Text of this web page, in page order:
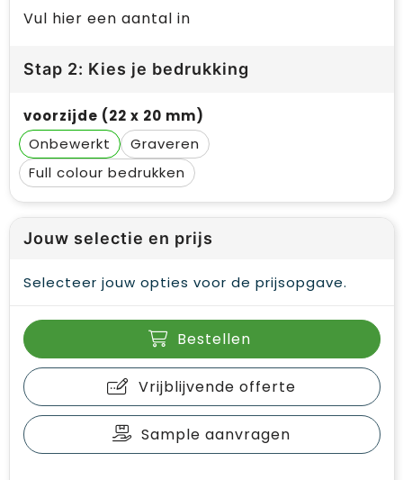
Vul hier een aantal in
Stap 2: Kies je bedrukking
voorzijde (22 x 20 mm)
Onbewerkt
Graveren
Full colour
Jouw selectie en prijs
Selecteer jouw opties voor de prijsopgave.
Bestellen
Vrijblijvende offerte
Sample aanvragen